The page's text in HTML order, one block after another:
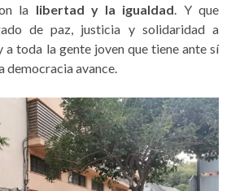
la libertad y la igualdad . Y que
de paz, justicia y solidaridad a
a toda la gente joven que tiene ante sí
democracia avance.